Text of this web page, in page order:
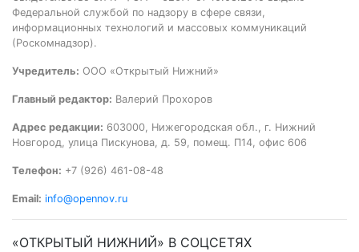
Федеральной службой по надзору в сфере связи,
информационных технологий и массовых коммуникаций
(Роскомнадзор).
Учредитель: ООО «Открытый Нижний»
Главный редактор: Валерий Прохоров
Адрес редакции: 603000, Нижегородская обл., г. Нижний
Новгород, улица Пискунова, д. 59, помещ. П14, офис 606
Телефон: +7 (926) 461-08-48
Email: info@opennov.ru
«ОТКРЫТЫЙ НИЖНИЙ» В СОЦСЕТЯХ